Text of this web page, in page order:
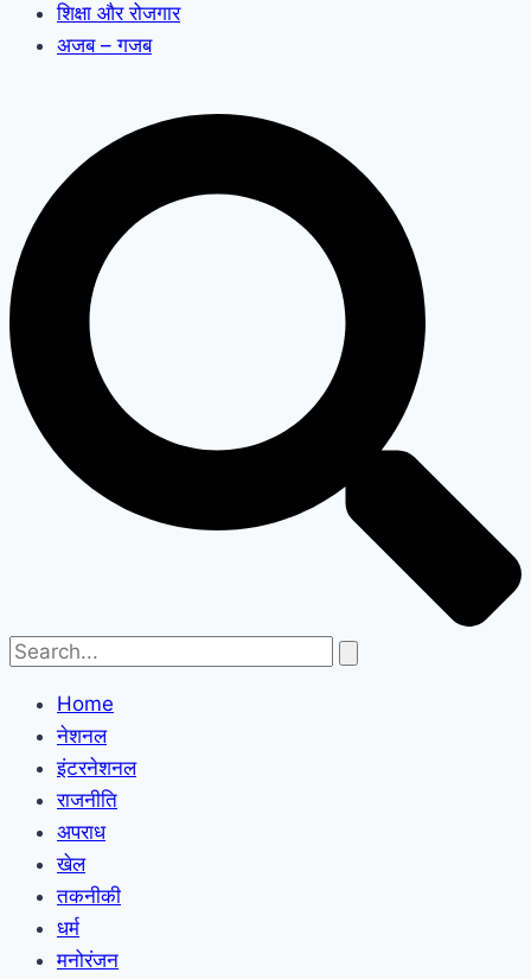
शिक्षा और रोजगार
अजब – गजब
Home
नेशनल
इंटरनेशनल
राजनीति
अपराध
खेल
तकनीकी
धर्म
मनोरंजन